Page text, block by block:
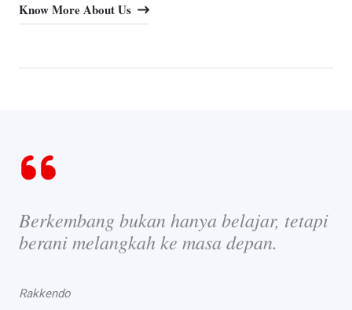
Know More About Us
Berkembang bukan hanya belajar, tetapi
berani melangkah ke masa depan.
Rakkendo